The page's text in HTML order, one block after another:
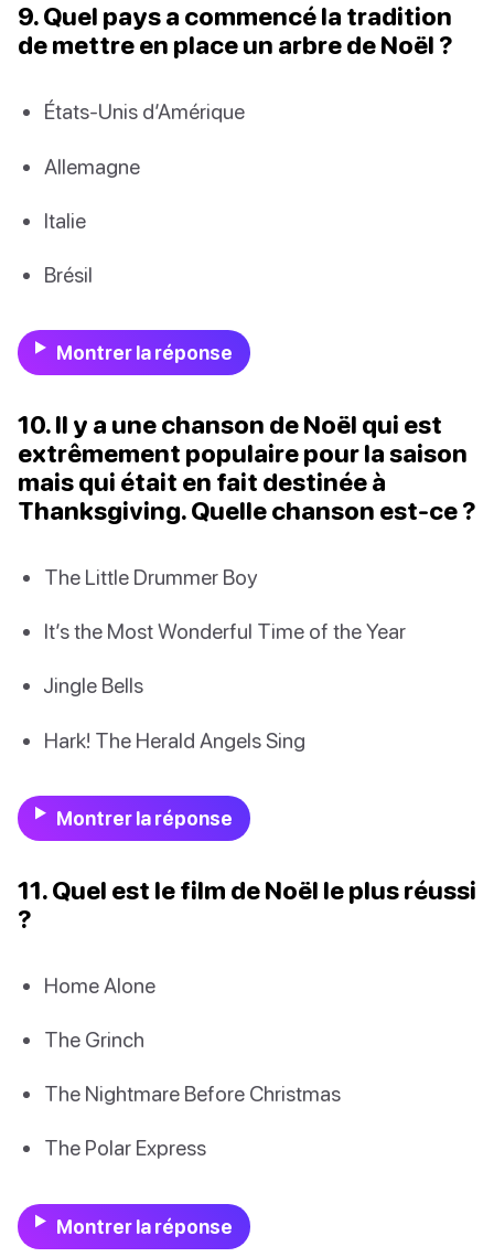
9. Quel pays a commencé la tradition
de mettre en place un arbre de Noël ?
États-Unis d’Amérique
Allemagne
Italie
Brésil
Montrer la réponse
10. Il y a une chanson de Noël qui est
extrêmement populaire pour la saison
mais qui était en fait destinée à
Thanksgiving. Quelle chanson est-ce ?
The Little Drummer Boy
It’s the Most Wonderful Time of the Year
Jingle Bells
Hark! The Herald Angels Sing
Montrer la réponse
11. Quel est le film de Noël le plus réussi
?
Home Alone
The Grinch
The Nightmare Before Christmas
The Polar Express
Montrer la réponse